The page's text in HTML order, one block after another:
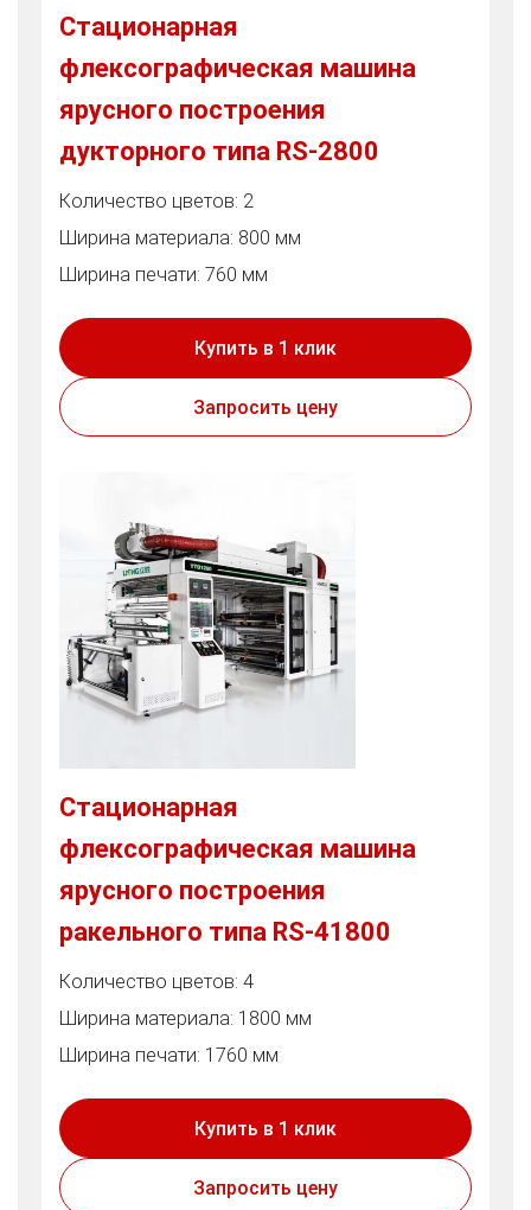
Стационарная
флексографическая машина
ярусного построения
дукторного типа RS-2800
Количество цветов: 2
Ширина материала: 800 мм
Ширина печати: 760 мм
Купить в 1 клик
Запросить цену
Стационарная
флексографическая машина
ярусного построения
ракельного типа RS-41800
Количество цветов: 4
Ширина материала: 1800 мм
Ширина печати: 1760 мм
Купить в 1 клик
Запросить цену